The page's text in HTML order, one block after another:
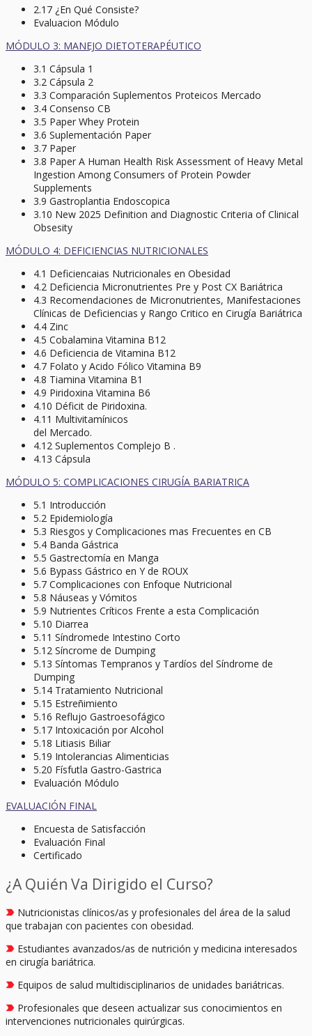
2.17 ¿En Qué Consiste?
Evaluacion Módulo
MÓDULO 3: MANEJO DIETOTERAPÉUTICO
3.1 Cápsula 1
3.2 Cápsula 2
3.3 Comparación Suplementos Proteicos Mercado
3.4 Consenso CB
3.5 Paper Whey Protein
3.6 Suplementación Paper
3.7 Paper
3.8 Paper A Human Health Risk Assessment of Heavy Metal
Ingestion Among Consumers of Protein Powder
Supplements
3.9 Gastroplantia Endoscopica
3.10 New 2025 Definition and Diagnostic Criteria of Clinical
Obsesity
MÓDULO 4: DEFICIENCIAS NUTRICIONALES
4.1 Deficiencaias Nutricionales en Obesidad
4.2 Deficiencia Micronutrientes Pre y Post CX Bariátrica
4.3 Recomendaciones de Micronutrientes, Manifestaciones
Clínicas de Deficiencias y Rango Critico en Cirugía Bariátrica
4.4 Zinc
4.5 Cobalamina Vitamina B12
4.6 Deficiencia de Vitamina B12
4.7 Folato y Acido Fólico Vitamina B9
4.8 Tiamina Vitamina B1
4.9 Piridoxina Vitamina B6
4.10 Déficit de Piridoxina.
4.11 Multivitamínicos
del Mercado.
4.12 Suplementos Complejo B .
4.13 Cápsula
MÓDULO 5: COMPLICACIONES CIRUGÍA BARIATRICA
5.1 Introducción
5.2 Epidemiología
5.3 Riesgos y Complicaciones mas Frecuentes en CB
5.4 Banda Gástrica
5.5 Gastrectomía en Manga
5.6 Bypass Gástrico en Y de ROUX
5.7 Complicaciones con Enfoque Nutricional
5.8 Náuseas y Vómitos
5.9 Nutrientes Críticos Frente a esta Complicación
5.10 Diarrea
5.11 Síndromede Intestino Corto
5.12 Síncrome de Dumping
5.13 Síntomas Tempranos y Tardíos del Síndrome de
Dumping
5.14 Tratamiento Nutricional
5.15 Estreñimiento
5.16 Reflujo Gastroesofágico
5.17 Intoxicación por Alcohol
5.18 Litiasis Biliar
5.19 Intolerancias Alimenticias
5.20 Físfutla Gastro-Gastrica
Evaluación Módulo
EVALUACIÓN FINAL
Encuesta de Satisfacción
Evaluación Final
Certificado
¿A Quién Va Dirigido el Curso?
Nutricionistas clínicos/as y profesionales del área de la salud
que trabajan con pacientes con obesidad.
Estudiantes avanzados/as de nutrición y medicina interesados
en cirugía bariátrica.
Equipos de salud multidisciplinarios de unidades bariátricas.
Profesionales que deseen actualizar sus conocimientos en
intervenciones nutricionales quirúrgicas.